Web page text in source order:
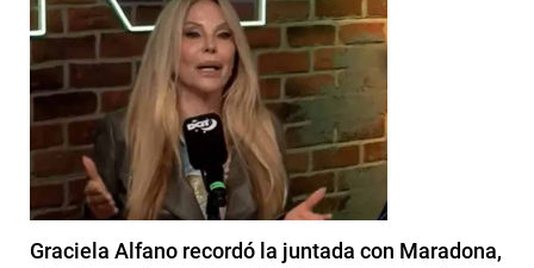
Graciela Alfano recordó la juntada con Maradona,